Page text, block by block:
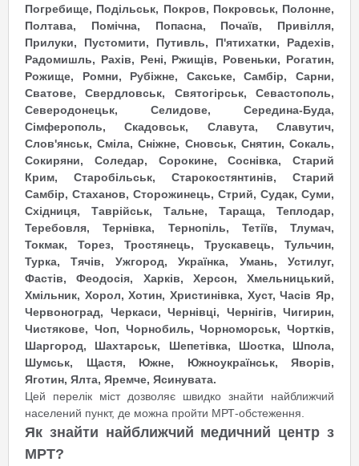
Погребище, Подільськ, Покров, Покровськ, Полонне,
Полтава, Помічна, Попасна, Почаїв, Привілля,
Прилуки, Пустомити, Путивль, П'ятихатки, Радехів,
Радомишль, Рахів, Рені, Ржищів, Ровеньки, Рогатин,
Рожище, Ромни, Рубіжне, Сакське, Самбір, Сарни,
Сватове, Свердловськ, Святогірськ, Севастополь,
Северодонецьк, Селидове, Середина-Буда,
Сімферополь, Скадовськ, Славута, Славутич,
Слов'янськ, Сміла, Сніжне, Сновськ, Снятин, Сокаль,
Сокиряни, Соледар, Сорокине, Соснівка, Старий
Крим, Старобільськ, Старокостянтинів, Старий
Самбір, Стаханов, Сторожинець, Стрий, Судак, Суми,
Східниця, Таврійськ, Тальне, Тараща, Теплодар,
Теребовля, Тернівка, Тернопіль, Тетіїв, Тлумач,
Токмак, Торез, Тростянець, Трускавець, Тульчин,
Турка, Тячів, Ужгород, Українка, Умань, Устилуг,
Фастів, Феодосія, Харків, Херсон, Хмельницький,
Хмільник, Хорол, Хотин, Христинівка, Хуст, Часів Яр,
Червоноград, Черкаси, Чернівці, Чернігів, Чигирин,
Чистякове, Чоп, Чорнобиль, Чорноморськ, Чортків,
Шаргород, Шахтарськ, Шепетівка, Шостка, Шпола,
Шумськ, Щастя, Южне, Южноукраїнськ, Яворів,
Яготин, Ялта, Яремче, Ясинувата.
Цей перелік міст дозволяє швидко знайти найближчий
населений пункт, де можна пройти МРТ-обстеження.
Як знайти найближчий медичний центр з
МРТ?